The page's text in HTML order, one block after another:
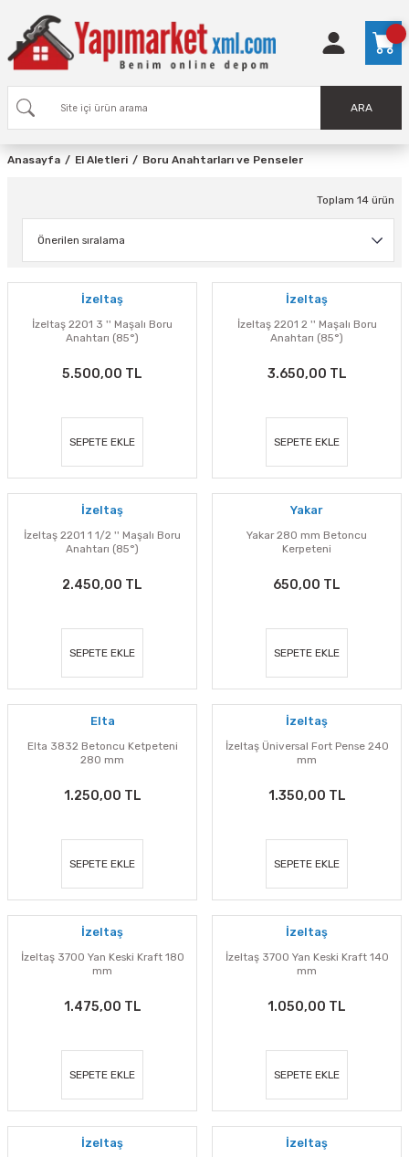
ARA
Anasayfa El Aletleri Boru Anahtarları ve Penseler
Toplam 14 ürün
İzeltaş
İzeltaş 2201 3 '' Maşalı Boru
Anahtarı (85°)
5.500,00 TL
SEPETE EKLE
İzeltaş
İzeltaş 2201 2 '' Maşalı Boru
Anahtarı (85°)
3.650,00 TL
SEPETE EKLE
İzeltaş
İzeltaş 2201 1 1/2 '' Maşalı Boru
Anahtarı (85°)
2.450,00 TL
SEPETE EKLE
Yakar
Yakar 280 mm Betoncu
Kerpeteni
650,00 TL
SEPETE EKLE
Elta
Elta 3832 Betoncu Ketpeteni
280 mm
1.250,00 TL
SEPETE EKLE
İzeltaş
İzeltaş Üniversal Fort Pense 240
mm
1.350,00 TL
SEPETE EKLE
İzeltaş
İzeltaş 3700 Yan Keski Kraft 180
mm
1.475,00 TL
SEPETE EKLE
İzeltaş
İzeltaş 3700 Yan Keski Kraft 140
mm
1.050,00 TL
SEPETE EKLE
İzeltaş İzeltaş